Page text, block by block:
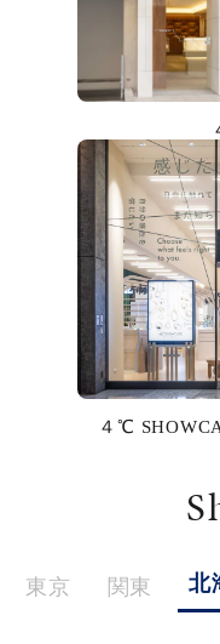
ファッションテイスト
着用シーン
４℃
東京 関東 北